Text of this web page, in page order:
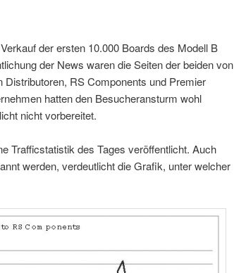
der ersten 10.000 Boards des Modell B
der News waren die Seiten der beiden von
RS Components und Premier
hatten den Besucheransturm wohl
nicht vorbereitet.
Trafficstatistik des Tages veröffentlicht. Auch
werden, verdeutlicht die Grafik, unter welcher